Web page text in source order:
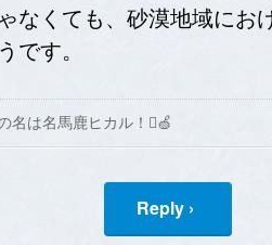
なくても、砂漠地域に
す。
名は名馬鹿ヒカル！🍏
Reply ›